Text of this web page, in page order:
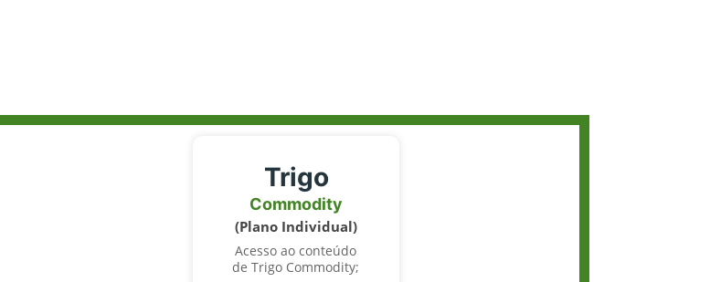
Trigo
Commodity
(Plano Individual)
Acesso ao conteúdo
de Trigo Commodity;